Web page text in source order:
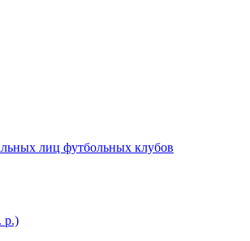
лиц футбольных клубов
р.)